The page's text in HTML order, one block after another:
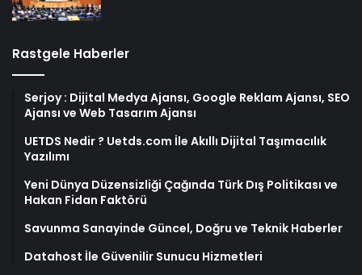
Rastgele Haberler
Serjoy : Dijital Medya Ajansı, Google Reklam Ajansı, SEO
Ajansı ve Web Tasarım Ajansı
UETDS Nedir ? Uetds.com İle Akıllı Dijital Taşımacılık
Yazılımı
Yeni Dünya Düzensizliği Çağında Türk Dış Politikası ve
Hakan Fidan Faktörü
Savunma Sanayinde Güncel, Doğru ve Teknik Haberler
Datahost İle Güvenilir Sunucu Hizmetleri